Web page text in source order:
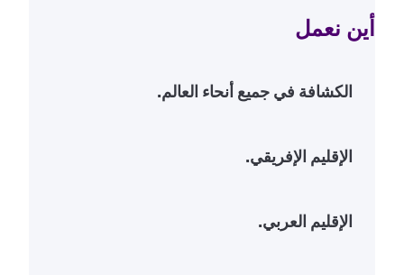
أين نعمل
الكشافة في جميع أنحاء العالم.
الإقليم الإفريقي.
الإقليم العربي.